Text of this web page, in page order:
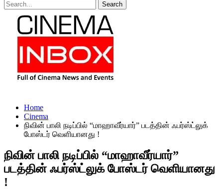
Home
Cinema
நிவின் பாலி நடிப்பில் “மாஹாவீர்யார்” படத்தின் ஃபர்ஸ்ட்லுக்
போஸ்டர் வெளியானது !
நிவின் பாலி நடிப்பில் “மாஹாவீர்யார்”
படத்தின் ஃபர்ஸ்ட்லுக் போஸ்டர் வெளியானது
!